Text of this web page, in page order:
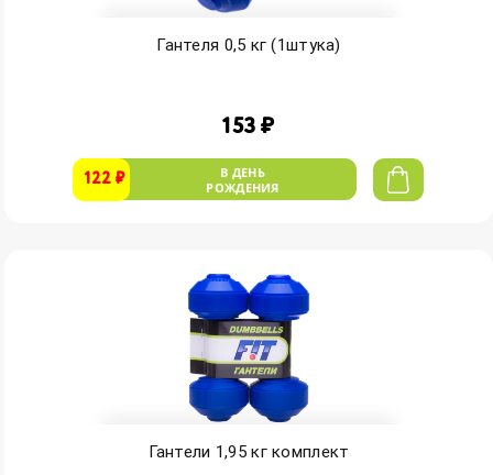
Гантеля 0,5 кг (1штука)
153 ₽
122 ₽
В ДЕНЬ
РОЖДЕНИЯ
Гантели 1,95 кг комплект